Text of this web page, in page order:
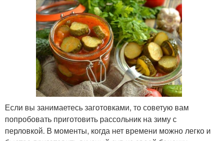
Если вы занимаетесь заготовками, то советую вам
попробовать приготовить рассольник на зиму с
перловкой. В моменты, когда нет времени можно легко и